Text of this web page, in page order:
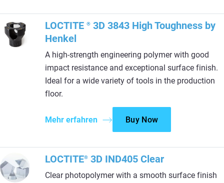
LOCTITE ® 3D 3843 High Toughness by
Henkel
A high-strength engineering polymer with good
impact resistance and exceptional surface finish.
Ideal for a wide variety of tools in the production
floor.
Mehr erfahren Buy Now
LOCTITE® 3D IND405 Clear
Clear photopolymer with a smooth surface finish